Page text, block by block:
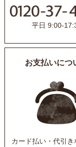
平日 9:00-
お支払いにつ
カード払い・代引き